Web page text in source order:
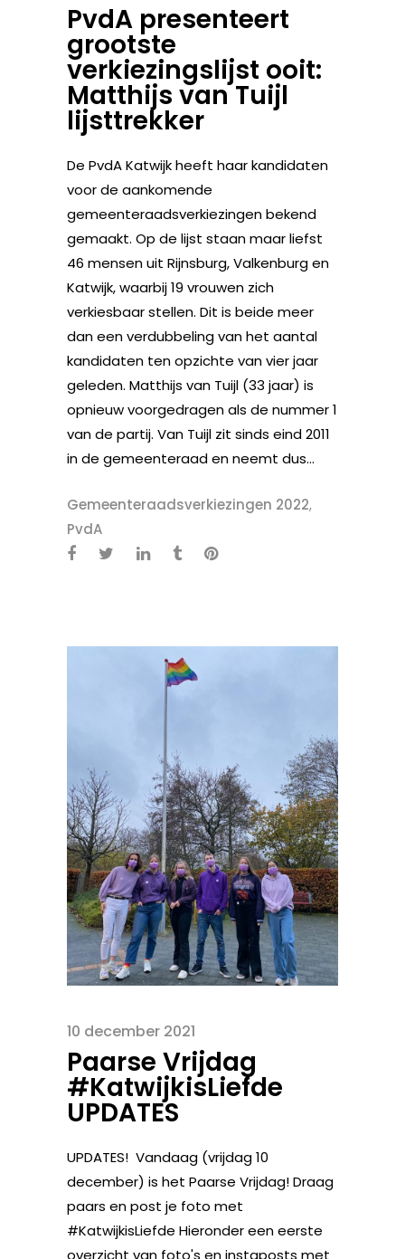
PvdA presenteert
grootste
verkiezingslijst ooit:
Matthijs van Tuijl
lijsttrekker
De PvdA Katwijk heeft haar kandidaten
voor de aankomende
gemeenteraadsverkiezingen bekend
gemaakt. Op de lijst staan maar liefst
46 mensen uit Rijnsburg, Valkenburg en
Katwijk, waarbij 19 vrouwen zich
verkiesbaar stellen. Dit is beide meer
dan een verdubbeling van het aantal
kandidaten ten opzichte van vier jaar
geleden. Matthijs van Tuijl (33 jaar) is
opnieuw voorgedragen als de nummer 1
van de partij. Van Tuijl zit sinds eind 2011
in de gemeenteraad en neemt dus...
Gemeenteraadsverkiezingen 2022,
PvdA
10 december 2021
Paarse Vrijdag
#KatwijkisLiefde
UPDATES
UPDATES! Vandaag (vrijdag 10
december) is het Paarse Vrijdag! Draag
paars en post je foto met
#KatwijkisLiefde Hieronder een eerste
overzicht van foto's en instaposts met